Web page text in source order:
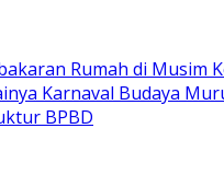
Rumah di Musim
Karnaval Budaya
BPBD